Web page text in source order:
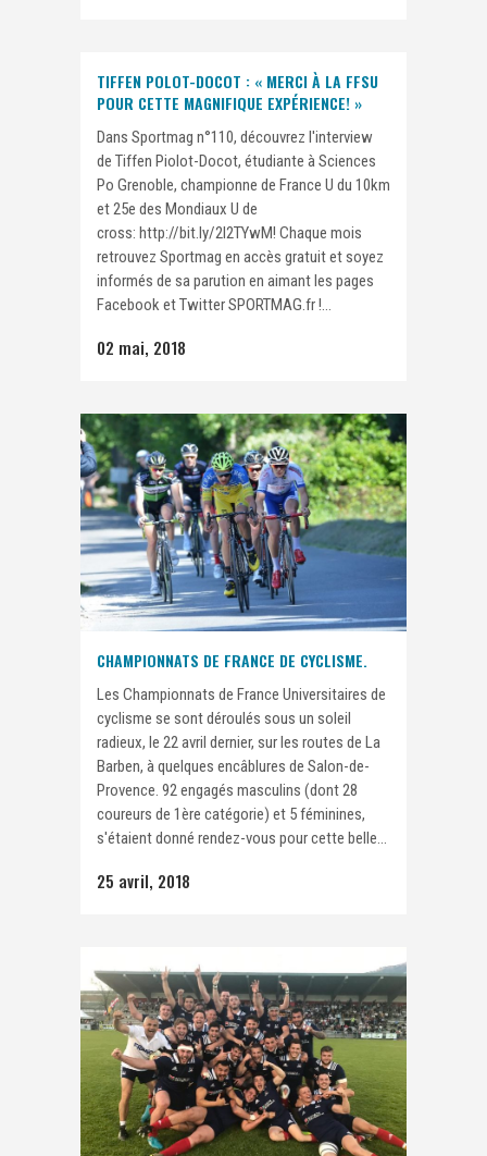
TIFFEN POLOT-DOCOT : « MERCI À LA FFSU
POUR CETTE MAGNIFIQUE EXPÉRIENCE! »
Dans Sportmag n°110, découvrez l'interview
de Tiffen Piolot-Docot, étudiante à Sciences
Po Grenoble, championne de France U du 10km
et 25e des Mondiaux U de
cross: http://bit.ly/2I2TYwM! Chaque mois
retrouvez Sportmag en accès gratuit et soyez
informés de sa parution en aimant les pages
Facebook et Twitter SPORTMAG.fr !...
02 mai, 2018
CHAMPIONNATS DE FRANCE DE CYCLISME.
Les Championnats de France Universitaires de
cyclisme se sont déroulés sous un soleil
radieux, le 22 avril dernier, sur les routes de La
Barben, à quelques encâblures de Salon-de-
Provence. 92 engagés masculins (dont 28
coureurs de 1ère catégorie) et 5 féminines,
s'étaient donné rendez-vous pour cette belle...
25 avril, 2018